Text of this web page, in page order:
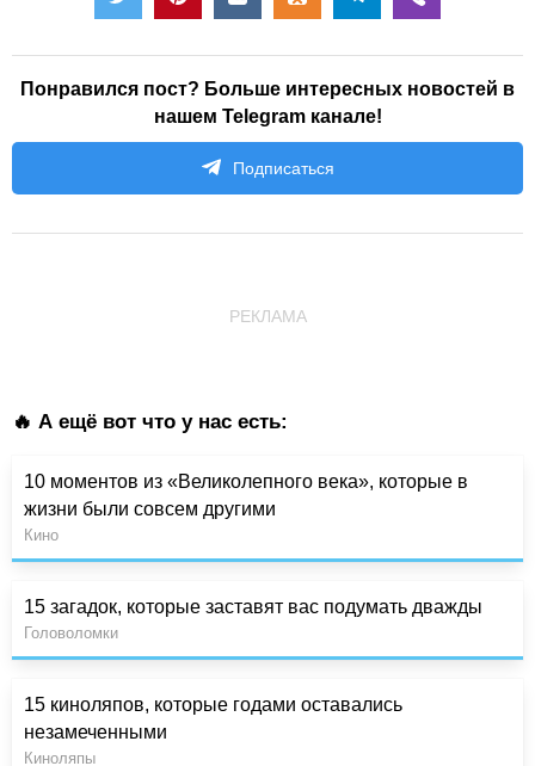
Понравился пост? Больше интересных новостей в
нашем Telegram канале!
Подписаться
РЕКЛАМА
🔥 А ещё вот что у нас есть:
10 моментов из «Великолепного века», которые в
жизни были совсем другими
Кино
15 загадок, которые заставят вас подумать дважды
Головоломки
15 киноляпов, которые годами оставались
незамеченными
Киноляпы